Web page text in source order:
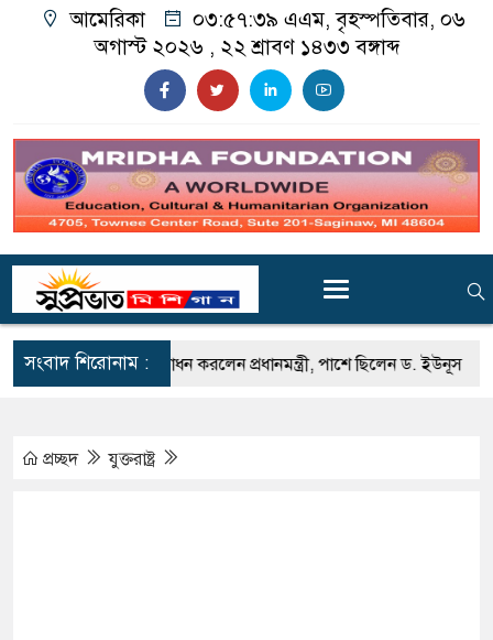
আমেরিকা ০৩:৫৭:৪০ এএম, বৃহস্পতিবার, ০৬
অগাস্ট ২০২৬ , ২২ শ্রাবণ ১৪৩৩ বঙ্গাব্দ
সংবাদ শিরোনাম :
উদ্বোধন করলেন প্রধানমন্ত্রী, পাশে ছিলেন ড. ইউনূস জুলাই
প্রচ্ছদ যুক্তরাষ্ট্র